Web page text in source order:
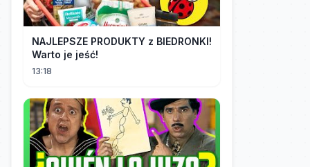
NAJLEPSZE PRODUKTY z BIEDRONKI!
Warto je jeść!
13:18